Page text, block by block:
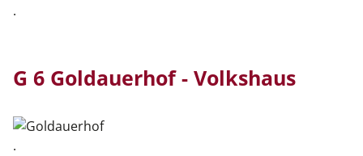
.
G 6 Goldauerhof - Volkshaus
.